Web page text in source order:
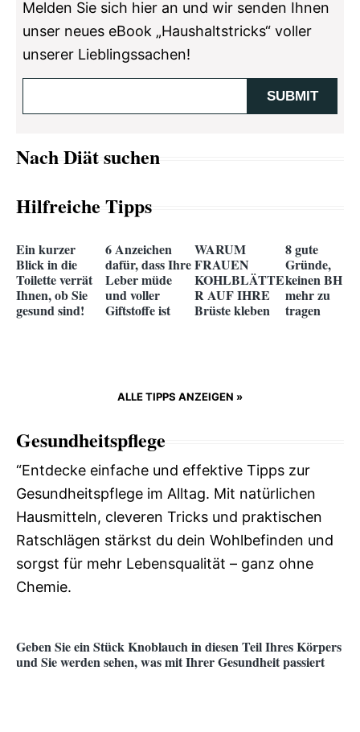
Melden Sie sich hier an und wir senden Ihnen
unser neues eBook „Haushaltstricks“ voller
unserer Lieblingssachen!
Nach Diät suchen
Hilfreiche Tipps
Ein kurzer
Blick in die
Toilette verrät
Ihnen, ob Sie
gesund sind!
6 Anzeichen
dafür, dass Ihre
Leber müde
und voller
Giftstoffe ist
WARUM
FRAUEN
KOHLBLÄTTE
R AUF IHRE
Brüste kleben
8 gute
Gründe,
keinen BH
mehr zu
tragen
ALLE TIPPS ANZEIGEN »
Gesundheitspflege
“Entdecke einfache und effektive Tipps zur
Gesundheitspflege im Alltag. Mit natürlichen
Hausmitteln, cleveren Tricks und praktischen
Ratschlägen stärkst du dein Wohlbefinden und
sorgst für mehr Lebensqualität – ganz ohne
Chemie.
Geben Sie ein Stück Knoblauch in diesen Teil Ihres Körpers
und Sie werden sehen, was mit Ihrer Gesundheit passiert